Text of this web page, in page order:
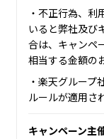
・不正行為、利
いると弊社及び
合は、キャンペ
相当する金額の
・楽天グループ
ルールが適用さ
キャンペーン主